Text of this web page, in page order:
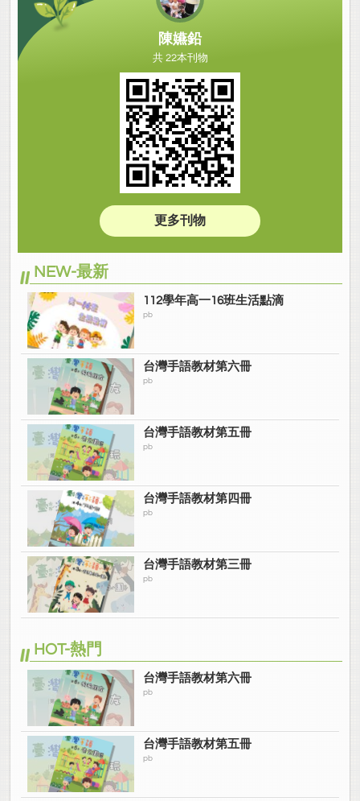
陳嬿鉛
共 22本刊物
更多刊物
NEW-最新
112學年高一16班生活點滴
pb
台灣手語教材第六冊
pb
台灣手語教材第五冊
pb
台灣手語教材第四冊
pb
台灣手語教材第三冊
pb
HOT-熱門
台灣手語教材第六冊
pb
台灣手語教材第五冊
pb